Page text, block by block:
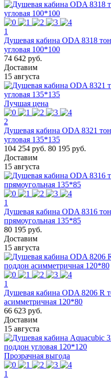
1
Душевая кабина ODA 8318
угловая 100*100
74 642 руб.
Доставим
15 августа
Лучшая цена
2
Душевая кабина ODA 8321
угловая 135*135
104 254 руб. 80 195 руб.
Доставим
15 августа
1
Душевая кабина ODA 8316
прямоугольная 135*85
80 195 руб.
Доставим
15 августа
1
Душевая кабина ODA 8206 R
асимметричная 120*80
66 623 руб.
Доставим
15 августа
Прозрачная выгода
1